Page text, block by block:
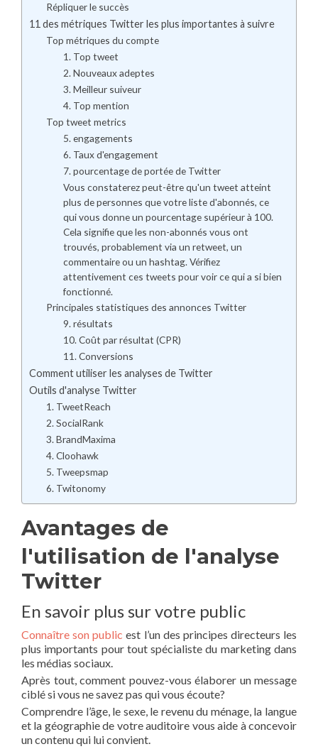
Répliquer le succès
11 des métriques Twitter les plus importantes à suivre
Top métriques du compte
1. Top tweet
2. Nouveaux adeptes
3. Meilleur suiveur
4. Top mention
Top tweet metrics
5. engagements
6. Taux d'engagement
7. pourcentage de portée de Twitter
Vous constaterez peut-être qu'un tweet atteint
plus de personnes que votre liste d'abonnés, ce
qui vous donne un pourcentage supérieur à 100.
Cela signifie que les non-abonnés vous ont
trouvés, probablement via un retweet, un
commentaire ou un hashtag. Vérifiez
attentivement ces tweets pour voir ce qui a si bien
fonctionné.
Principales statistiques des annonces Twitter
9. résultats
10. Coût par résultat (CPR)
11. Conversions
Comment utiliser les analyses de Twitter
Outils d'analyse Twitter
1. TweetReach
2. SocialRank
3. BrandMaxima
4. Cloohawk
5. Tweepsmap
6. Twitonomy
Avantages de
l'utilisation de l'analyse
Twitter
En savoir plus sur votre public
Connaître son public est l’un des principes directeurs les
plus importants pour tout spécialiste du marketing dans
les médias sociaux.
Après tout, comment pouvez-vous élaborer un message
ciblé si vous ne savez pas qui vous écoute?
Comprendre l’âge, le sexe, le revenu du ménage, la langue
et la géographie de votre auditoire vous aide à concevoir
un contenu qui lui convient.